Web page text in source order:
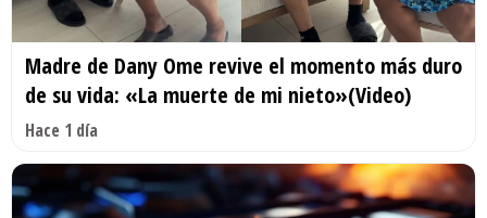
Madre de Dany Ome revive el momento más duro
de su vida: «La muerte de mi nieto»(Video)
Hace 1 día